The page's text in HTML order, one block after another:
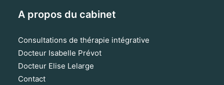
A propos du cabinet
Consultations de thérapie intégrative
Docteur Isabelle Prévot
Docteur Elise Lelarge
Contact